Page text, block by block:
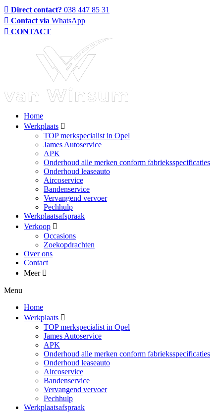
Direct contact? 038 447 85 31
Contact via WhatsApp
CONTACT
Home
Werkplaats
TOP merkspecialist in Opel
James Autoservice
APK
Onderhoud alle merken conform fabrieksspecificaties
Onderhoud leaseauto
Aircoservice
Bandenservice
Vervangend vervoer
Pechhulp
Werkplaatsafspraak
Verkoop
Occasions
Zoekopdrachten
Over ons
Contact
Meer
Menu
Home
Werkplaats
TOP merkspecialist in Opel
James Autoservice
APK
Onderhoud alle merken conform fabrieksspecificaties
Onderhoud leaseauto
Aircoservice
Bandenservice
Vervangend vervoer
Pechhulp
Werkplaatsafspraak